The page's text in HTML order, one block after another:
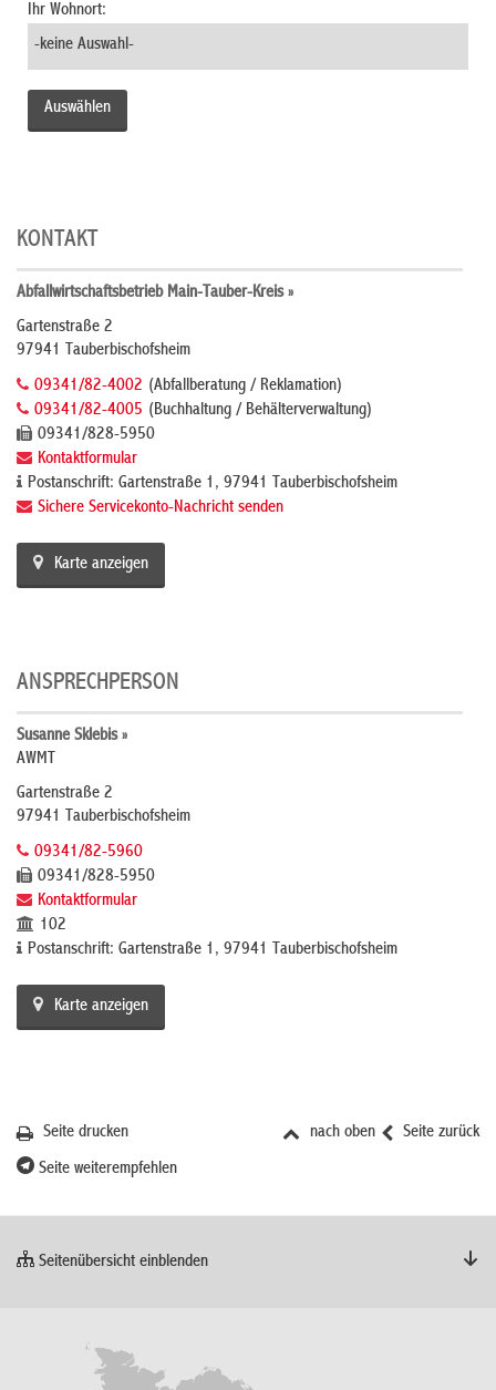
Ihr Wohnort:
KONTAKT
Abfallwirtschaftsbetrieb Main-Tauber-Kreis »
Gartenstraße 2
97941 Tauberbischofsheim
09341/82-4002 (Abfallberatung / Reklamation)
09341/82-4005 (Buchhaltung / Behälterverwaltung)
09341/828-5950
Kontaktformular
Postanschrift: Gartenstraße 1, 97941 Tauberbischofsheim
Sichere Servicekonto-Nachricht senden
Karte anzeigen
ANSPRECHPERSON
Susanne Sklebis »
AWMT
Gartenstraße 2
97941 Tauberbischofsheim
09341/82-5960
09341/828-5950
Kontaktformular
102
Postanschrift: Gartenstraße 1, 97941 Tauberbischofsheim
Karte anzeigen
Seite zurück
nach oben
Seite drucken
Seite weiterempfehlen
Seitenübersicht einblenden